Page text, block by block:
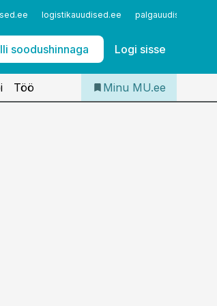
logistikauudised.ee palgauudised.ee
soodushinnaga Logi sisse
Iseteenindus
Telli Meditsiiniuudised
Töö Minu MU.ee